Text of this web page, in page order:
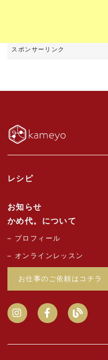
レシピ
お知らせ
かめ代。について
プロフィール
オンラインレッスン
お仕事のご依頼はコチラ